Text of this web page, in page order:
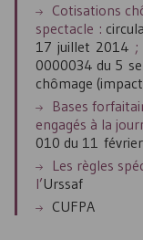
Cotisations
spectacle :
17 juillet 2014 ;
0000034 du 5
chômage
Bases
engagés à la
010 du 11
Les règles
l’Urssaf
CUFPA